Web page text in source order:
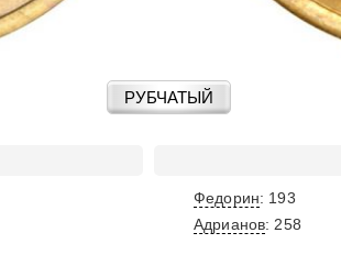
РУБЧАТЫЙ
Федорин: 193
Адрианов: 258